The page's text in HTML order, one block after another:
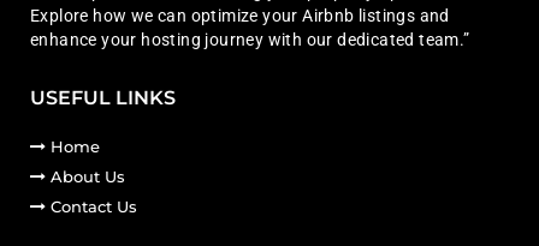
Explore how we can optimize your Airbnb listings and
enhance your hosting journey with our dedicated team.”
USEFUL LINKS
Home
About Us
Contact Us